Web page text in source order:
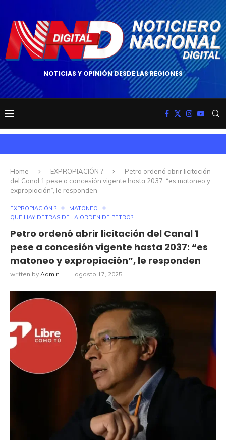
NOTICIAS Y OPINIÓN DESDE LAS REGIONES
Home EXPROPIACIÓN ?
Petro ordenó abrir licitación
del Canal 1 pese a concesión vigente hasta 2037: “es matoneo y
expropiación”, le responden
EXPROPIACIÓN ?
MATONEO
QUE HAY DETRAS DE LA ORDEN DE PETRO?
Petro ordenó abrir licitación del Canal 1
pese a concesión vigente hasta 2037: “es
matoneo y expropiación”, le responden
written by Admin agosto 17, 2025